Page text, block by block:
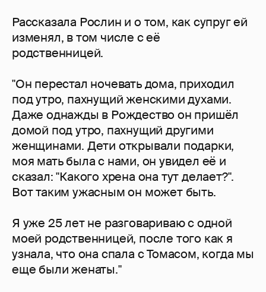
Рассказала Рослин и о том, как супруг ей
изменял, в том числе с её
родственницей.
"Он перестал ночевать дома, приходил
под утро, пахнущий женскими духами.
Даже однажды в Рождество он пришёл
домой под утро, пахнущий другими
женщинами. Дети открывали подарки,
моя мать была с нами, он увидел её и
сказал: "Какого хрена она тут делает?".
Вот таким ужасным он может быть.
Я уже 25 лет не разговариваю с одной
моей родственницей, после того как я
узнала, что она спала с Томасом, когда мы
еще были женаты."